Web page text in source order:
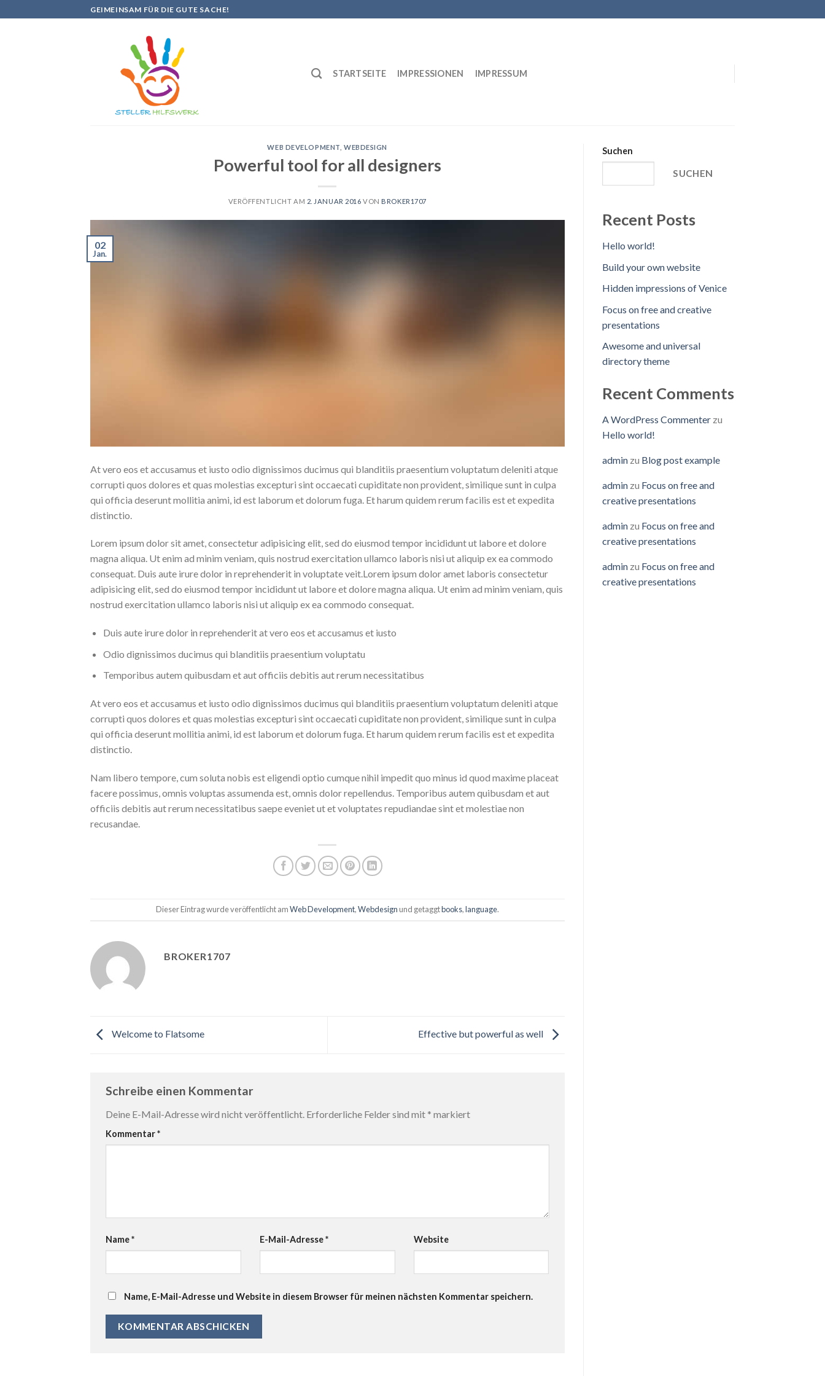
to
GEIMEINSAM FÜR DIE GUTE SACHE!
STARTSEITE IMPRESSIONEN IMPRESSUM
WEB DEVELOPMENT WEBDESIGN
Powerful tool for all designers
VERÖFFENTLICHT AM 2. JANUAR 2016 VON BROKER1707
02
Jan.
At vero eos et accusamus et iusto odio dignissimos ducimus qui blanditiis praesentium voluptatum deleniti atque
corrupti quos dolores et quas molestias excepturi sint occaecati cupiditate non provident, similique sunt in culpa
qui officia deserunt mollitia animi, id est laborum et dolorum fuga. Et harum quidem rerum facilis est et expedita
distinctio.
Lorem ipsum dolor sit amet, consectetur adipisicing elit, sed do eiusmod tempor incididunt ut labore et dolore
magna aliqua. Ut enim ad minim veniam, quis nostrud exercitation ullamco laboris nisi ut aliquip ex ea commodo
consequat. Duis aute irure dolor in reprehenderit in voluptate veit.Lorem ipsum dolor amet laboris consectetur
adipisicing elit, sed do eiusmod tempor incididunt ut labore et dolore magna aliqua. Ut enim ad minim veniam, quis
nostrud exercitation ullamco laboris nisi ut aliquip ex ea commodo consequat.
Duis aute irure dolor in reprehenderit at vero eos et accusamus et iusto
Odio dignissimos ducimus qui blanditiis praesentium voluptatu
Temporibus autem quibusdam et aut officiis debitis aut rerum necessitatibus
At vero eos et accusamus et iusto odio dignissimos ducimus qui blanditiis praesentium voluptatum deleniti atque
corrupti quos dolores et quas molestias excepturi sint occaecati cupiditate non provident, similique sunt in culpa
qui officia deserunt mollitia animi, id est laborum et dolorum fuga. Et harum quidem rerum facilis est et expedita
distinctio.
Nam libero tempore, cum soluta nobis est eligendi optio cumque nihil impedit quo minus id quod maxime placeat
facere possimus, omnis voluptas assumenda est, omnis dolor repellendus. Temporibus autem quibusdam et aut
officiis debitis aut rerum necessitatibus saepe eveniet ut et voluptates repudiandae sint et molestiae non
recusandae.
Dieser Eintrag wurde veröffentlicht amWeb Development,Webdesignund getaggtbooks,language.
BROKER1707
Welcome to Flatsome Effective but powerful as well
Schreibe einen Kommentar
Deine E-Mail-Adresse wird nicht veröffentlicht. Erforderliche Felder sind mit * markiert
Kommentar*
Name* E-Mail-Adresse* Website
Name, E-Mail-Adresse und Website in diesem Browser für meinen nächsten Kommentar speichern.
Suchen
SUCHEN
Recent Posts
Hello world!
Build your own website
Hidden impressions of Venice
Focus on free and creative
presentations
Awesome and universal
directory theme
Recent Comments
A WordPress Commenterzu
Hello world!
adminzu Blog post example
adminzu Focus on free and
creative presentations
adminzu Focus on free and
creative presentations
adminzu Focus on free and
creative presentations